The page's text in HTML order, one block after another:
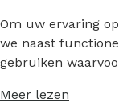
Om uw ervaring
we naast
gebruiken
Meer lezen